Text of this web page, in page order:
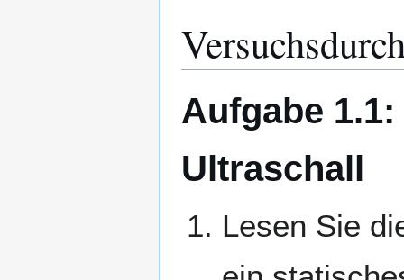
Aufgabe
Ultraschall
Lesen Sie